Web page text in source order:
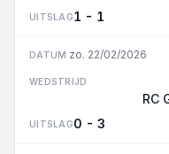
UITSLAG1 - 1
DATUM zo. 22/02/2026
WEDSTRIJD
RC
UITSLAG0 - 3